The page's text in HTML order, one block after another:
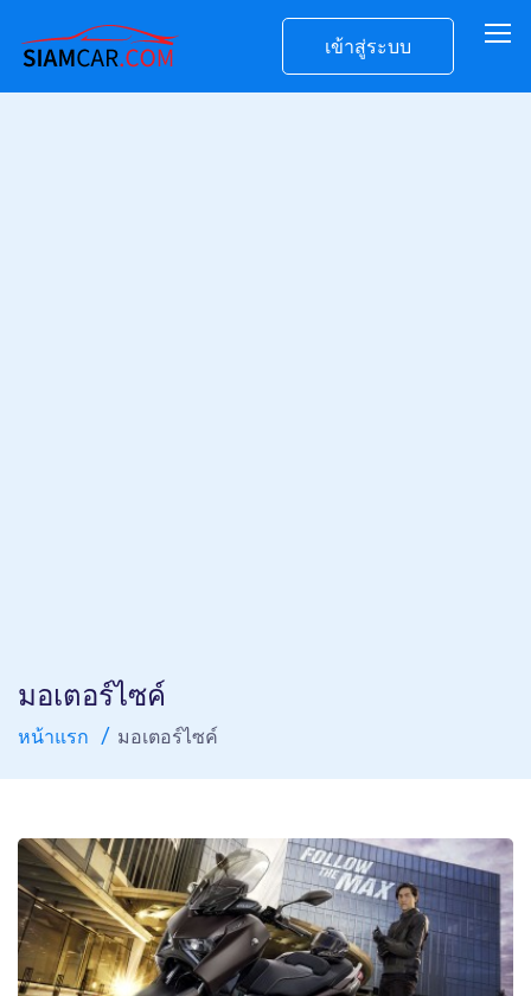
เข้าสู่ระบบ
มอเตอร์ไซค์
หน้าแรก มอเตอร์ไซค์